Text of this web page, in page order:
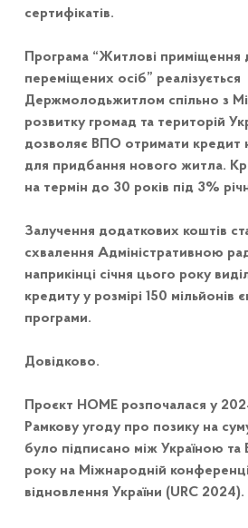
сертифікатів.
Програма “Житлові приміщення
переміщених осіб” реалізується
Держмолодьжитлом спільно з
розвитку громад та територій
дозволяє ВПО отримати кредит
для придбання нового житла.
на термін до 30 років під 3%
Залучення додаткових коштів
схвалення Адміністративною
наприкінці січня цього року
кредиту у розмірі 150 мільйонів
програми.
Довідково.
Проєкт HOME розпочалася у
Рамкову угоду про позику на
було підписано між Україною та
року на Міжнародній
відновлення України (URC 2024).